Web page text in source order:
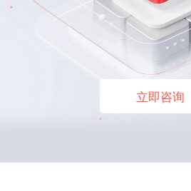
立即咨询